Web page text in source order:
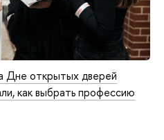
Дне открытых дверей
как выбрать профессию